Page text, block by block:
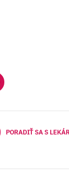
PORADIŤ SA S